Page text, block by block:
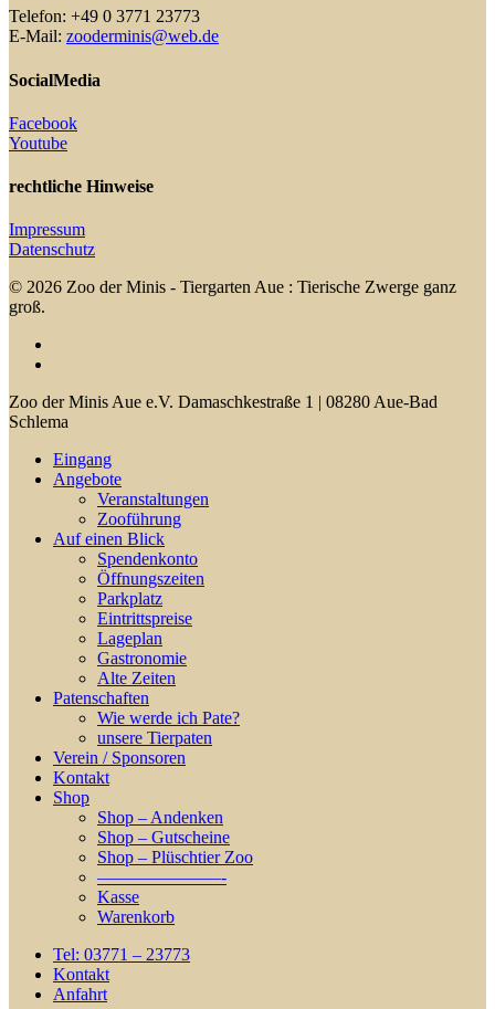
Telefon: +49 0 3771 23773
E-Mail: zooderminis@web.de
SocialMedia
Facebook
Youtube
rechtliche Hinweise
Impressum
Datenschutz
© 2026 Zoo der Minis - Tiergarten Aue : Tierische Zwerge ganz
groß.
Close
Menu
Zoo der Minis Aue e.V. Damaschkestraße 1 | 08280 Aue-Bad
Schlema
Eingang
Angebote
Veranstaltungen
Zooführung
Auf einen Blick
Spendenkonto
Öffnungszeiten
Parkplatz
Eintrittspreise
Lageplan
Gastronomie
Alte Zeiten
Patenschaften
Wie werde ich Pate?
unsere Tierpaten
Verein / Sponsoren
Kontakt
Shop
Shop – Andenken
Shop – Gutscheine
Shop – Plüschtier Zoo
———————-
Kasse
Warenkorb
Tel: 03771 – 23773
Kontakt
Anfahrt